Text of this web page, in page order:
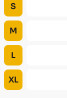
S
M
L
XL